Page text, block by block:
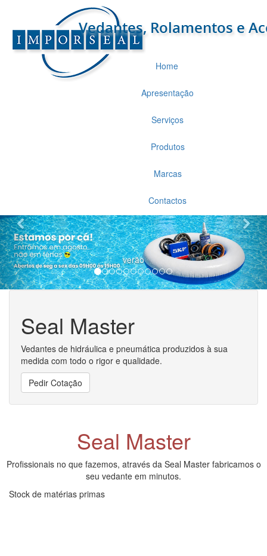
Home
Apresentação
Serviços
Produtos
Marcas
Contactos
Novo Produto
Seal Master
Vedantes de hidráulica e pneumática produzidos à sua
medida com todo o rigor e qualidade.
Pedir Cotação
Seal Master
Profissionais no que fazemos, através da Seal Master fabricamos o
seu vedante em minutos.
Stock de matérias primas